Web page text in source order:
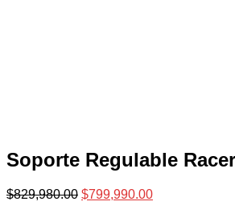
Soporte Regulable
$829,980.00 El
$799,990.00El